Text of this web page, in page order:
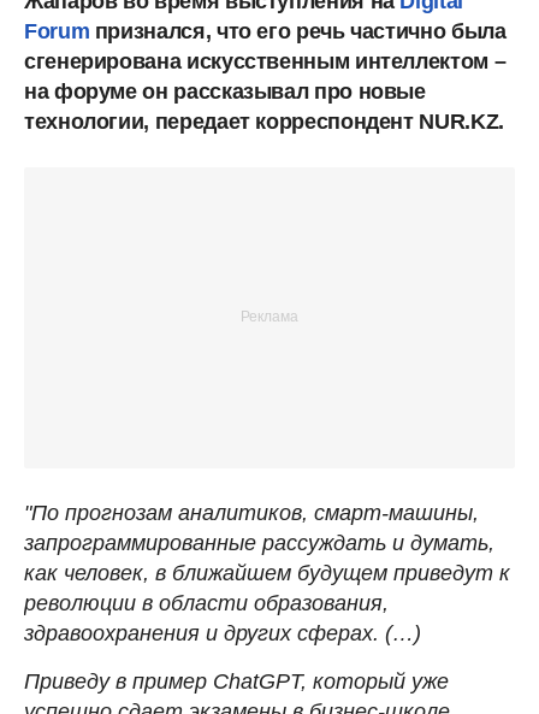
Forum признался, что его речь частично была
сгенерирована искусственным интеллектом –
на форуме он рассказывал про новые
технологии, передает корреспондент NUR.KZ.
"По прогнозам аналитиков, смарт-машины,
запрограммированные рассуждать и думать,
как человек, в ближайшем будущем приведут к
революции в области образования,
здравоохранения и других сферах. (…)
Приведу в пример ChatGPT, который уже